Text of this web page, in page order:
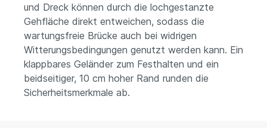
und Dreck können durch die lochgestanzte
Gehfläche direkt entweichen, sodass die
wartungsfreie Brücke auch bei widrigen
Witterungsbedingungen genutzt werden kann. Ein
klappbares Geländer zum Festhalten und ein
beidseitiger, 10 cm hoher Rand runden die
Sicherheitsmerkmale ab.